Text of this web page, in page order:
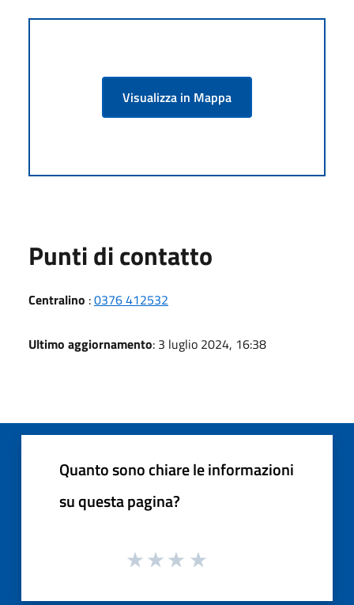
Visualizza in Mappa
Punti di contatto
Centralino :0376 412532
Ultimo aggiornamento: 3 luglio 2024, 16:38
Quanto sono chiare le informazioni
su questa pagina?